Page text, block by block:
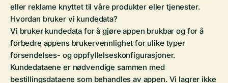
eller reklame knyttet til våre produkter eller tjenester.
Hvordan bruker vi kundedata?
Vi bruker kundedata for å gjøre appen brukbar og for å
forbedre appens brukervennlighet for ulike typer
forsendelses- og oppfyllelseskonfigurasjoner.
Kundedataene er nødvendige sammen med
bestillingsdataene som behandles av appen. Vi lagrer ikke